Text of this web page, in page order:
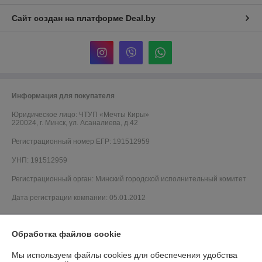
Сайт создан на платформе Deal.by
Информация для покупателя
Юридическое лицо: ЧТУП «Мечты Киры»
220024, г. Минск, ул. Асаналиева, д.42
Регистрационный номер ЕГР: 191512959
УНП: 191512959
Регистрационный орган: Минский городской исполнительный комитет
Дата регистрации компании: 05.01.2012
Обработка файлов cookie
Мы используем файлы cookies для обеспечения удобства